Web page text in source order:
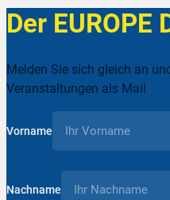
Der EUROPE
Melden Sie sich gleich an
Veranstaltungen als Mail
Vorname
Nachname